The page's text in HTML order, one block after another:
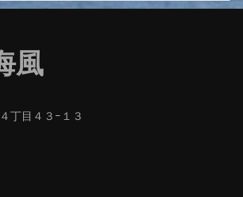
風
丁目４３−１３